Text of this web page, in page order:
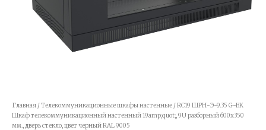
Главная /Телекоммуникационные шкафы настенные / RC19 ШРН-Э-9.35 G-BK
Шкаф телекоммуникационный настенный 19amp;quot;, 9U разборный 600х350
мм., дверь стекло, цвет черный RAL 9005